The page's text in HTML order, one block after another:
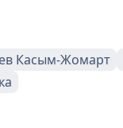
Касым-Жомарт